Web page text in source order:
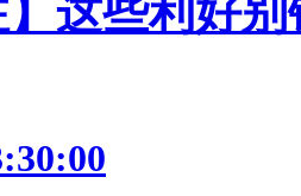
】这些利好